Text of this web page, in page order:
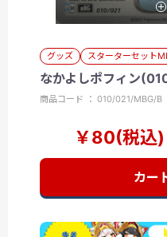
グッズ スターターセット
なかよしポフィン
商品コード ： 010/021/MBG/B
￥80(税込)
カー